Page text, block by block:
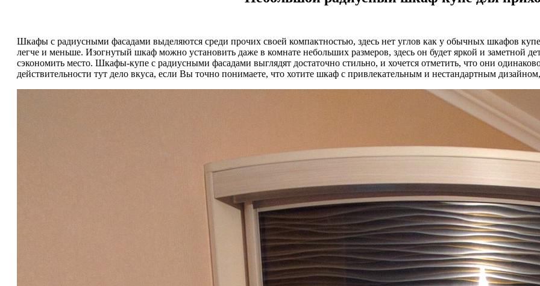
Шкафы с радиусными фасадами выделяются среди прочих своей компактностью, здесь нет углов как у обычных шкафов
легче и меньше. Изогнутый шкаф можно установить даже в комнате небольших размеров, здесь он будет яркой и заметной
сэкономить место. Шкафы-купе с радиусными фасадами выглядят достаточно стильно, и хочется отметить, что они
действительности тут дело вкуса, если Вы точно понимаете, что хотите шкаф с привлекательным и нестандартным